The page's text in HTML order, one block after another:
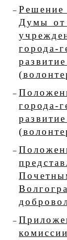
Решение
Думы